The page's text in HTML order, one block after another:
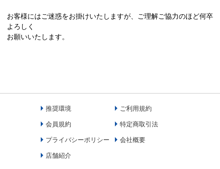
お客様にはご迷惑をお掛けいたしますが、ご理解ご協力のほど何卒
よろしく
お願いいたします。
推奨環境 ご利用規約
会員規約 特定商取引法
プライバシーポリシー 会社概要
店舗紹介